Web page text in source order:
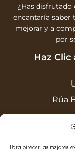
Para ofrecer las mejores
¿Has disfrutado
encantaría saber
mejorar y a
por
Haz Clic
Rúa